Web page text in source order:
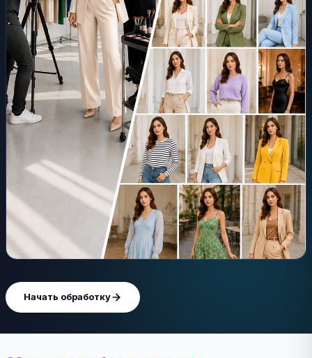
Начать обработку